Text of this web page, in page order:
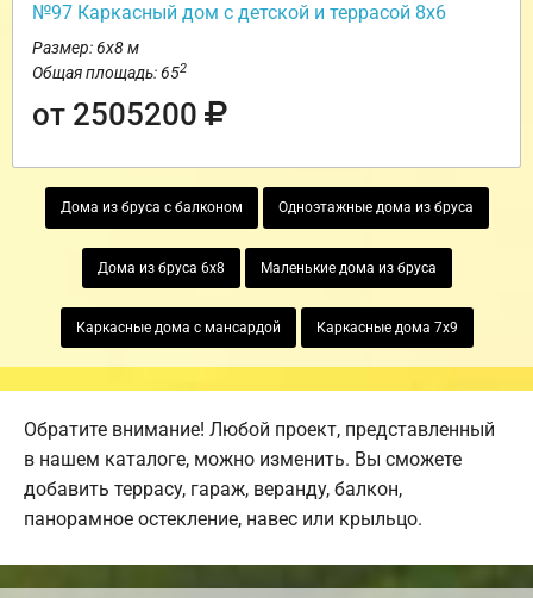
№97 Каркасный дом с детской и террасой 8х6
Размер: 6х8 м
Общая площадь: 652
от 2505200
Дома из бруса с балконом Одноэтажные дома из бруса
Дома из бруса 6х8 Маленькие дома из бруса
Каркасные дома с мансардой Каркасные дома 7х9
Обратите внимание! Любой проект, представленный
в нашем каталоге, можно изменить. Вы сможете
добавить террасу, гараж, веранду, балкон,
панорамное остекление, навес или крыльцо.